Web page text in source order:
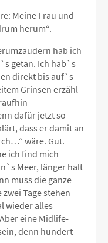
Meine Frau und
herum“.
hab ich
getan. Ich hab`s
direkt bis auf`s
Grinsen erzähl
dafür jetzt so
dass er damit an
wäre. Gut.
ich find mich
Meer, länger halt
muss die ganze
Tage stehen
wieder alles
eine Midlife-
denn hundert